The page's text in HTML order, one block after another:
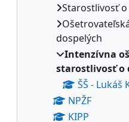
Starostlivosť
dospelých
Intenzívna
starostlivosť o
ŠŠ - Lukáš
NPŽF
KIPP